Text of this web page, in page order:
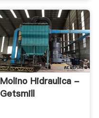
Molino Hidraulica -
Getsmill